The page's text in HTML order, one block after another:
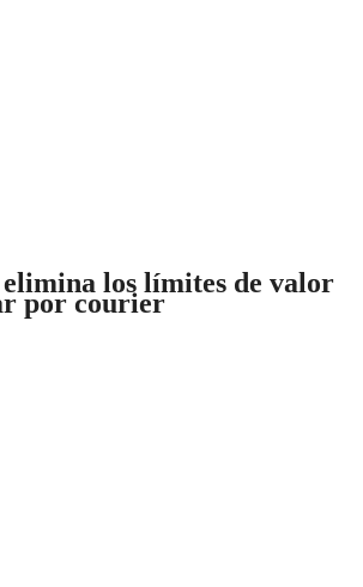
los límites de valor
por courier